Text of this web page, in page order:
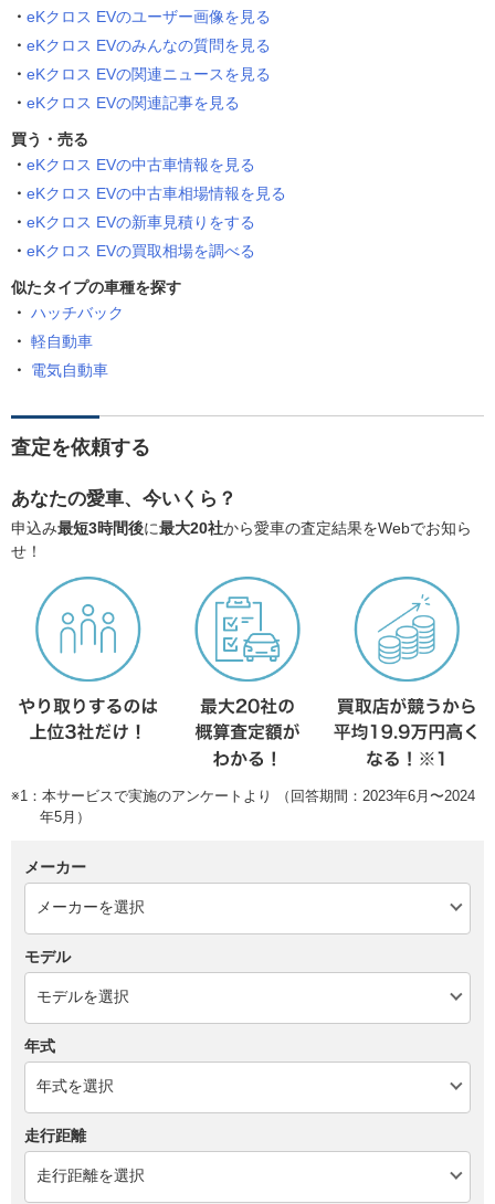
eKクロス EVのユーザー画像を見る
eKクロス EVのみんなの質問を見る
eKクロス EVの関連ニュースを見る
eKクロス EVの関連記事を見る
買う・売る
eKクロス EVの中古車情報を見る
eKクロス EVの中古車相場情報を見る
eKクロス EVの新車見積りをする
eKクロス EVの買取相場を調べる
似たタイプの車種を探す
ハッチバック
軽自動車
電気自動車
査定を依頼する
あなたの愛車、今いくら？
申込み最短3時間後に最大20社から愛車の査定結果をWebでお知ら
せ！
※1：本サービスで実施のアンケートより （回答期間：2023年6月〜2024
年5月）
メーカー
モデル
年式
走行距離